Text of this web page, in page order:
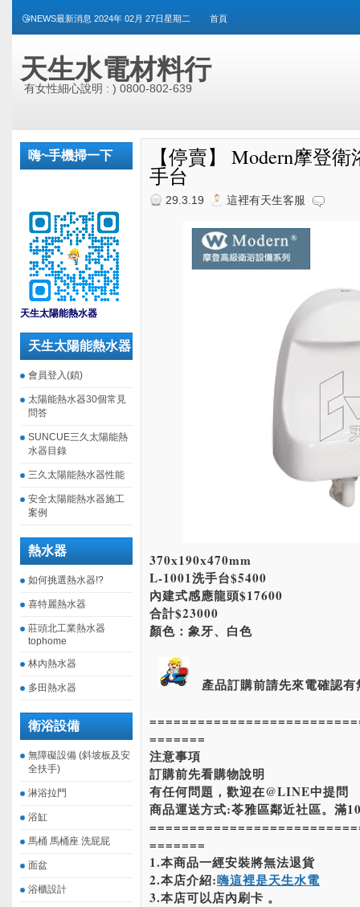
😘NEWS最新消息 2024年 02月 27日星期二 首頁
天生水電材料行
有女性細心說明 : ) 0800-802-639
嗨~手機掃一下
天生太陽能熱水器
天生太陽能熱水器
會員登入(鎖)
太陽能熱水器30個常見
問答
SUNCUE三久太陽能熱
水器目錄
三久太陽能熱水器性能
安全太陽能熱水器施工
案例
熱水器
如何挑選熱水器!?
喜特麗熱水器
莊頭北工業熱水器
tophome
林內熱水器
多田熱水器
衛浴設備
無障礙設備 (斜坡板及安
全扶手)
淋浴拉門
浴缸
馬桶 馬桶座 洗屁屁
面盆
浴櫃設計
【停賣】 Modern摩登
手台
29.3.19 這裡有天生客服
370x190x470mm
L-1001洗手台$5400
內建式感應龍頭$17600
合計$23000
顏色：象牙、白色
產品訂購前請先來電確認有
=======
注意事項
訂購前先看購物說明
有任何問題，歡迎在@LINE中提問
商品運送方式:苓雅區鄰近社區。滿
=======
1.本商品一經安裝將無法退貨
2.本店介紹:嗨這裡是天生水電
3.本店可以店內刷卡 。